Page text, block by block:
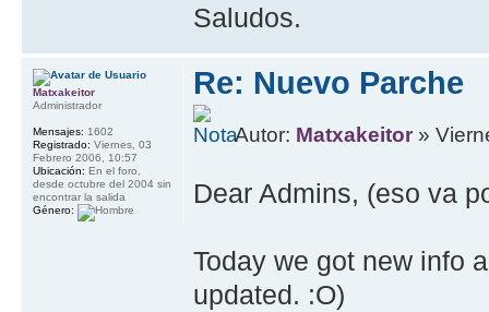
Saludos.
Re: Nuevo Parche
Autor: Matxakeitor »
Dear Admins, (eso va
Today we got new info
updated. :O)
Matxakeitor
Administrador
Mensajes: 1602
Registrado: Viernes, 03
Febrero 2006, 10:57
Ubicación: En el foro,
desde octubre del 2004 sin
encontrar la salida
Género: